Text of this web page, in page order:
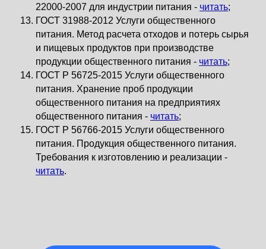
22000-2007 для индустрии питания - читать;
ГОСТ 31988-2012 Услуги общественного
питания. Метод расчета отходов и потерь сырья
и пищевых продуктов при производстве
продукции общественного питания - читать;
ГОСТ Р 56725-2015 Услуги общественного
питания. Хранение проб продукции
общественного питания на предприятиях
общественного питания - читать;
ГОСТ Р 56766-2015 Услуги общественного
питания. Продукция общественного питания.
Требования к изготовлению и реализации -
читать.